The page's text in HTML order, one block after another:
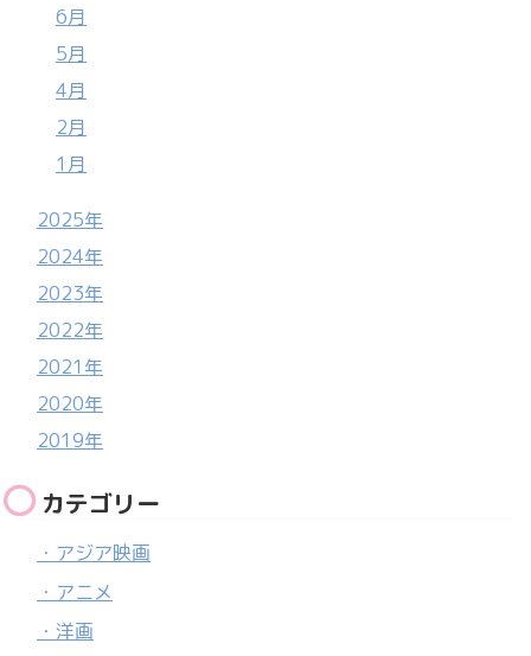
6月
5月
4月
2月
1月
2025年
2024年
2023年
2022年
2021年
2020年
2019年
カテゴリー
・アジア映画
・アニメ
・洋画